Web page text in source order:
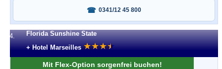
0341/12 45 800
4.
Florida Sunshine State
+ Hotel Marseilles ★★★★
★
Mit Flex-Option sorgenfrei buchen!